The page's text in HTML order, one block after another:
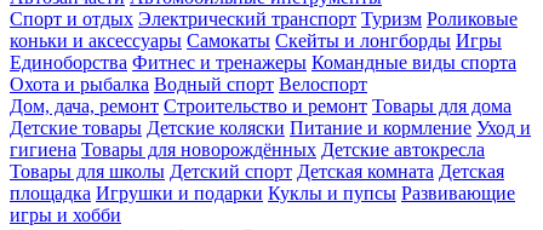
Спорт и отдых Электрический транспорт Туризм Роликовые
коньки и аксессуары Самокаты Скейты и лонгборды Игры
Единоборства Фитнес и тренажеры Командные виды спорта
Охота и рыбалка Водный спорт Велоспорт
Дом, дача, ремонт Строительство и ремонт Товары для дома
Детские товары Детские коляски Питание и кормление Уход и
гигиена Товары для новорождённых Детские автокресла
Товары для школы Детский спорт Детская комната Детская
площадка Игрушки и подарки Куклы и пупсы Развивающие
игры и хобби